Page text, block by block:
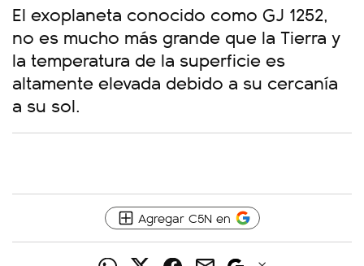
El exoplaneta conocido como GJ 1252,
no es mucho más grande que la Tierra y
la temperatura de la superficie es
altamente elevada debido a su cercanía
a su sol.
Agregar C5N en